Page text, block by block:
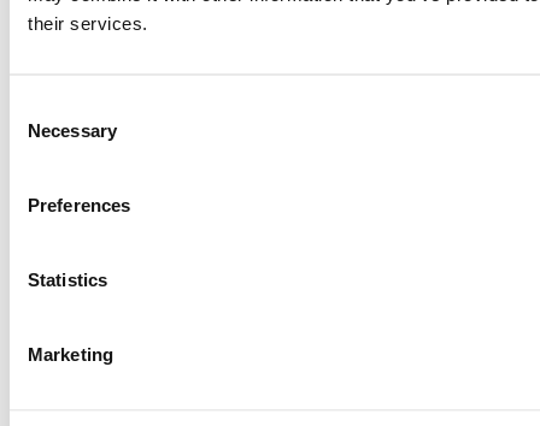
their services.
Selection
Necessary
Preferences
Statistics
Marketing